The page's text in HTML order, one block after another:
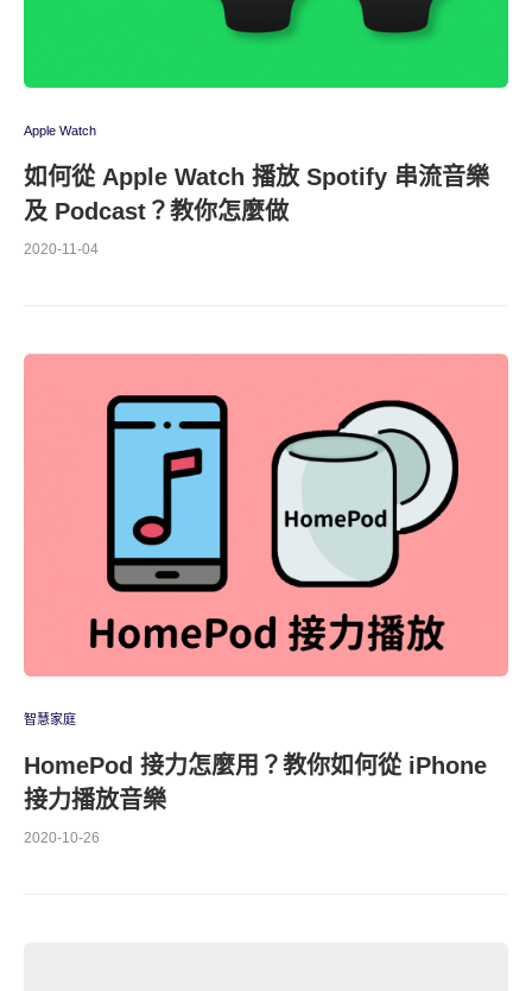
Apple Watch
如何從 Apple Watch 播放 Spotify 串流音樂
及 Podcast？教你怎麼做
2020-11-04
智慧家庭
HomePod 接力怎麼用？教你如何從 iPhone
接力播放音樂
2020-10-26